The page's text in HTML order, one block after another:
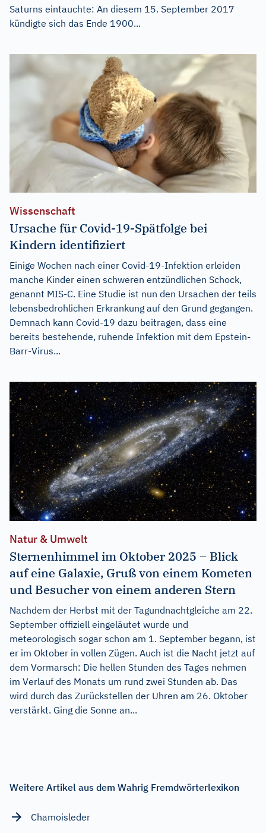
Saturns eintauchte: An diesem 15. September 2017
kündigte sich das Ende 1900...
Wissenschaft
Ursache für Covid-19-Spätfolge bei
Kindern identifiziert
Einige Wochen nach einer Covid-19-Infektion erleiden
manche Kinder einen schweren entzündlichen Schock,
genannt MIS-C. Eine Studie ist nun den Ursachen der teils
lebensbedrohlichen Erkrankung auf den Grund gegangen.
Demnach kann Covid-19 dazu beitragen, dass eine
bereits bestehende, ruhende Infektion mit dem Epstein-
Barr-Virus...
Natur & Umwelt
Sternenhimmel im Oktober 2025 – Blick
auf eine Galaxie, Gruß von einem Kometen
und Besucher von einem anderen Stern
Nachdem der Herbst mit der Tagundnachtgleiche am 22.
September offiziell eingeläutet wurde und
meteorologisch sogar schon am 1. September begann, ist
er im Oktober in vollen Zügen. Auch ist die Nacht jetzt auf
dem Vormarsch: Die hellen Stunden des Tages nehmen
im Verlauf des Monats um rund zwei Stunden ab. Das
wird durch das Zurückstellen der Uhren am 26. Oktober
verstärkt. Ging die Sonne an...
Weitere Artikel aus dem Wahrig Fremdwörterlexikon
Chamoisleder